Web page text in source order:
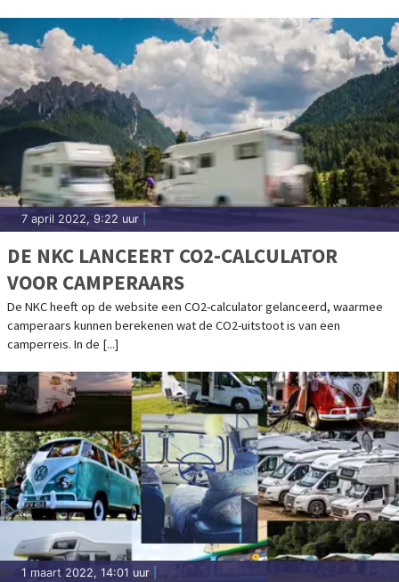
7 april 2022, 9:22 uur
DE NKC LANCEERT CO2-CALCULATOR
VOOR CAMPERAARS
De NKC heeft op de website een CO2-calculator gelanceerd, waarmee
camperaars kunnen berekenen wat de CO2-uitstoot is van een
camperreis. In de [...]
1 maart 2022, 14:01 uur